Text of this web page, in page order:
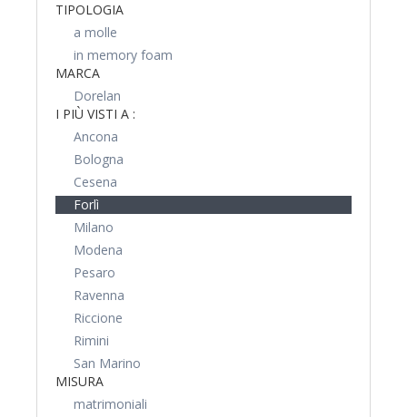
TIPOLOGIA
a molle
in memory foam
MARCA
Dorelan
I PIÙ VISTI A :
Ancona
Bologna
Cesena
Forlì
Milano
Modena
Pesaro
Ravenna
Riccione
Rimini
San Marino
MISURA
matrimoniali